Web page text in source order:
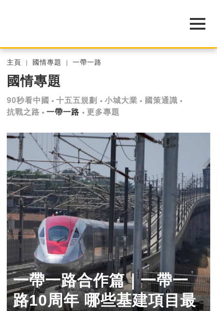
主頁 國情專題 一帶一路
國情專題
90秒看中國 十五五規劃 小城大業
國策通識
抗戰之路
一帶一路 更多專題
一帶一路合作篇｜一帶一
路10周年 哪些基建項目最